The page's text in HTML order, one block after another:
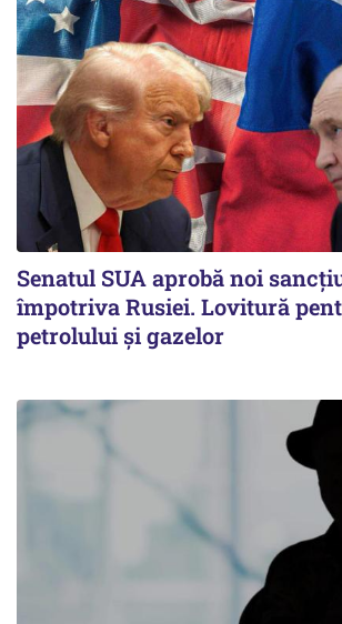
Senatul SUA aprobă noi
împotriva Rusiei. Lovitură
petrolului și gazelor